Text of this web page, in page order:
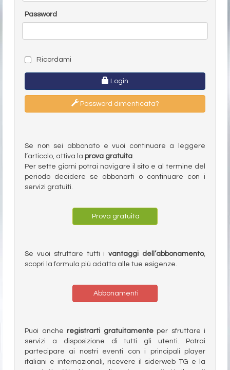
Password
Ricordami
Login
Password dimenticata?
Se non sei abbonato e vuoi continuare a leggere
l’articolo, attiva la prova gratuita.
Per sette giorni potrai navigare il sito e al termine del
periodo decidere se abbonarti o continuare con i
servizi gratuiti.
Prova gratuita
Se vuoi sfruttare tutti ivantaggi dell’abbonamento,
scopri la formula più adatta alle tue esigenze.
Abbonamenti
Puoi anche registrarti gratuitamenteper sfruttare i
servizi a disposizione di tutti gli utenti. Potrai
partecipare ai nostri eventi con i principali player
italiani e internazionali, ricevere il siderweb TG e la